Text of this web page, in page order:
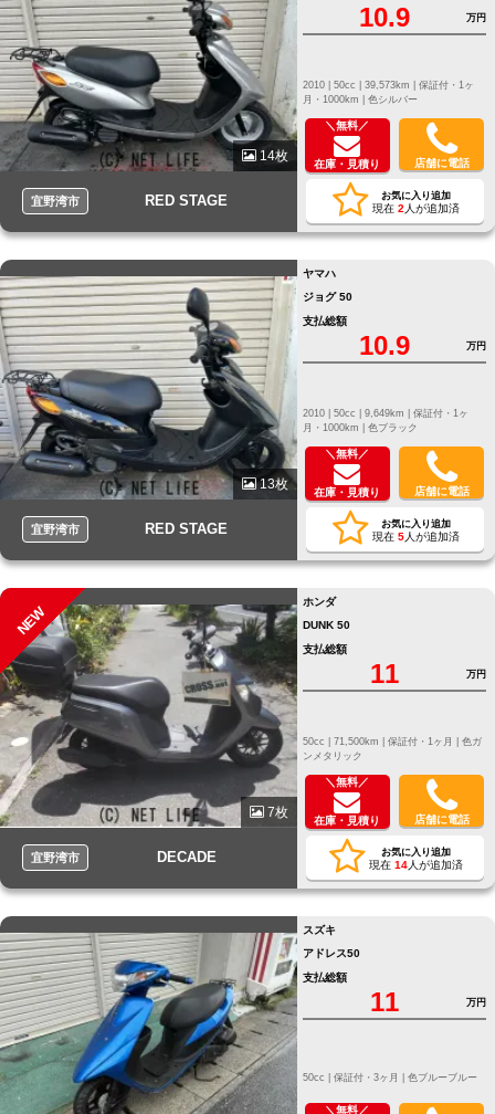
14枚
宜野湾市 RED STAGE
10.9 万円
保証付・1ヶ
月・1000km | 色シルバー
＼無料／
在庫・見積り 店舗に電話
お気に入り追加
現在 2 人が追加済
13枚
宜野湾市 RED STAGE
ヤマハ
ジョグ 50
支払総額
10.9 万円
保証付・1ヶ
月・1000km | 色ブラック
＼無料／
在庫・見積り 店舗に電話
お気に入り追加
現在 5人が追加済
NEW
7枚
宜野湾市 DECADE
ホンダ
DUNK 50
支払総額
11 万円
保証付・1ヶ月 | 色ガ
ンメタリック
＼無料／
在庫・見積り 店舗に電話
お気に入り追加
現在 14人が追加済
スズキ
アドレス50
支払総額
11 万円
50cc | 保証付・3ヶ月 | 色ブルーブルー
＼無料／